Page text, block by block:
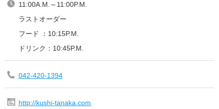
11:00A.M.～11:00P.M.
ラストオーダー
フード ：10:15P.M.
ドリンク：10:45P.M.
042-420-1394
http://kushi-tanaka.com